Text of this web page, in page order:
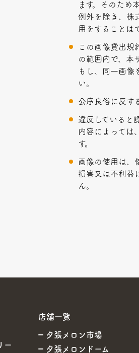
ます。そのため
例外を除き、株
用をすることは
この画像貸出規
の範囲内で、本
もし、同一画像
い。
公序良俗に反す
違反していると
内容によっては
す。
画像の使用は、
損害又は不利益
ん。
ー
店舗一覧
夕張メロン市場
夕張メロンドーム